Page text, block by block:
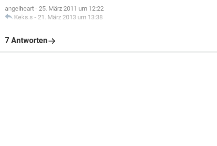
angelheart - 25. März 2011 um 12:22
Keks.s - 21. März 2013 um 13:38
7 Antworten